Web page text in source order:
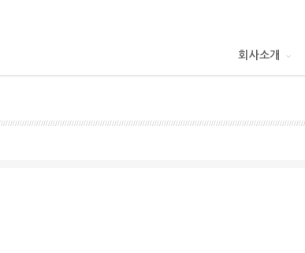
회사소개